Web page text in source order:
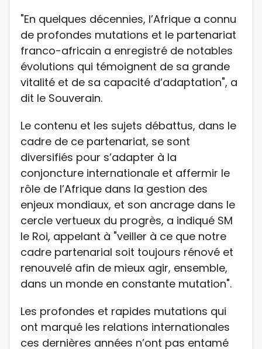
"En quelques décennies, l’Afrique a connu
de profondes mutations et le partenariat
franco-africain a enregistré de notables
évolutions qui témoignent de sa grande
vitalité et de sa capacité d’adaptation", a
dit le Souverain.
Le contenu et les sujets débattus, dans le
cadre de ce partenariat, se sont
diversifiés pour s’adapter à la
conjoncture internationale et affermir le
rôle de l’Afrique dans la gestion des
enjeux mondiaux, et son ancrage dans le
cercle vertueux du progrès, a indiqué SM
le Roi, appelant à "veiller à ce que notre
cadre partenarial soit toujours rénové et
renouvelé afin de mieux agir, ensemble,
dans un monde en constante mutation".
Les profondes et rapides mutations qui
ont marqué les relations internationales
ces dernières années n’ont pas entamé